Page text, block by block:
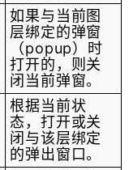
如果与当前图
层绑定的弹窗
（popup）时
打开的，则关
闭当前弹窗。
根据当前状
态，打开或关
闭与该层绑定
的弹出窗口。